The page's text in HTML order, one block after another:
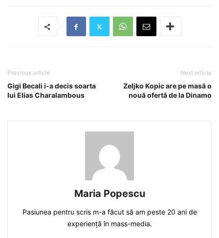
Previous article
Gigi Becali i-a decis soarta
lui Elias Charalambous
Next article
Zeljko Kopic are pe masă o
nouă ofertă de la Dinamo
Maria Popescu
Pasiunea pentru scris m-a făcut să am peste 20 ani de
experiență în mass-media.